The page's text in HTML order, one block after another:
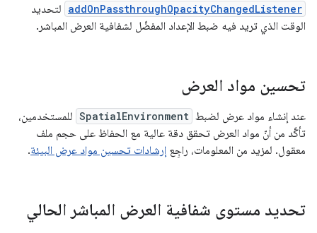
addOnPassthroughOpacityChangedListener لتحديد
الوقت الذي تريد فيه ضبط الإعداد المفضّل لشفافية العرض المباشر.
تحسين مواد العرض
عند إنشاء مواد عرض لضبط SpatialEnvironment للمستخدمين،
تأكَّد من أنّ مواد العرض تحقق دقة عالية مع الحفاظ على حجم ملف
معقول. لمزيد من المعلومات، راجِع إرشادات تحسين مواد عرض البيئة.
تحديد مستوى شفافية العرض المباشر الحالي